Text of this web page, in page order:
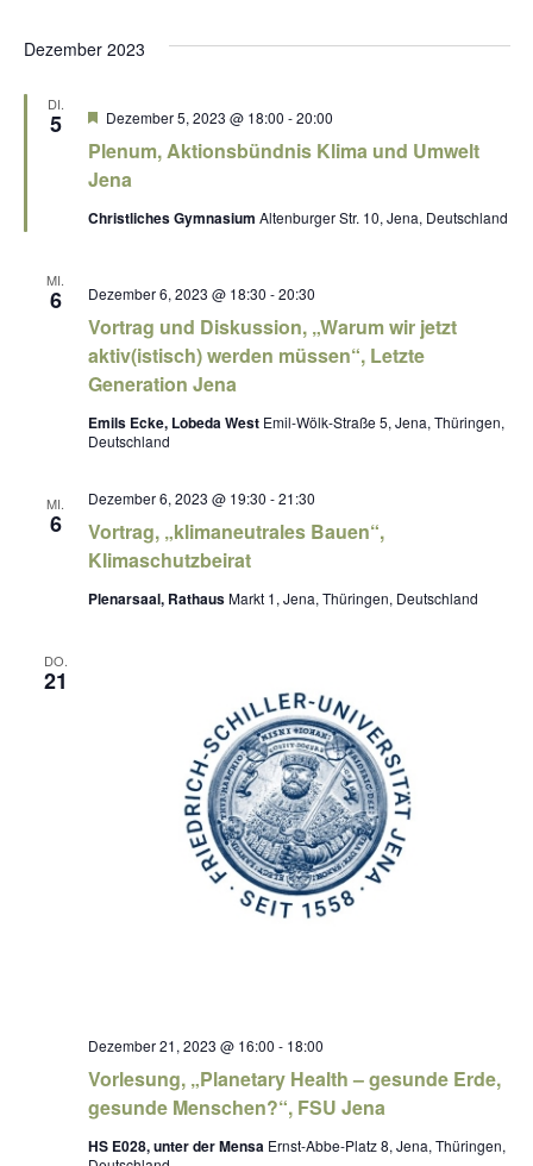
Dezember 2023
DI.
5
Plenum, Aktionsbündnis Klima und Umwelt
Jena
H
r
v
o
r
g
o
b
e
Dezember 5, 2023 @ 18:00 -20:00
Christliches Gymnasium Altenburger Str. 10, Jena, Deutschland
MI.
6
Vortrag und Diskussion, „Warum wir jetzt
aktiv(istisch) werden müssen“, Letzte
Generation Jena
Dezember 6, 2023 @ 18:30 -20:30
Emils Ecke, Lobeda West Emil-Wölk-Straße 5, Jena, Thüringen,
Deutschland
MI.
6
Vortrag, „klimaneutrales Bauen“,
Klimaschutzbeirat
Dezember 6, 2023 @ 19:30 -21:30
Plenarsaal, RathausMarkt 1, Jena, Thüringen, Deutschland
DO.
21
Vorlesung, „Planetary Health – gesunde Erde,
gesunde Menschen?“, FSU Jena
Dezember 21, 2023 @ 16:00 - 18:00
HS E028, unter der Mensa Ernst-Abbe-Platz 8, Jena, Thüringen,